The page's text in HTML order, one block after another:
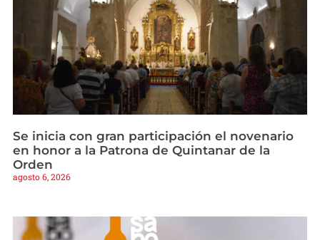
Se inicia con gran participación el novenario
en honor a la Patrona de Quintanar de la
Orden
agosto 6, 2026